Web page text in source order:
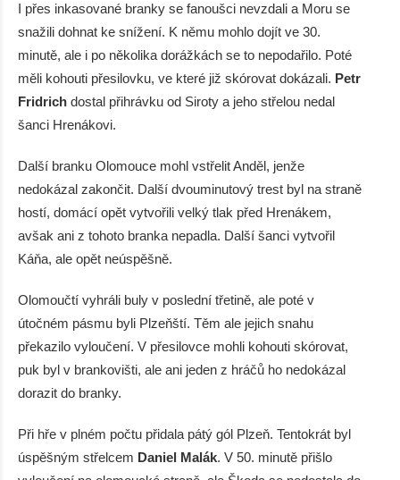
I přes inkasované branky se fanoušci nevzdali a Moru se
snažili dohnat ke snížení. K němu mohlo dojít ve 30.
minutě, ale i po několika dorážkách se to nepodařilo. Poté
měli kohouti přesilovku, ve které již skórovat dokázali. Petr
Fridrich dostal přihrávku od Siroty a jeho střelou nedal
šanci Hrenákovi.
Další branku Olomouce mohl vstřelit Anděl, jenže
nedokázal zakončit. Další dvouminutový trest byl na straně
hostí, domácí opět vytvořili velký tlak před Hrenákem,
avšak ani z tohoto branka nepadla. Další šanci vytvořil
Káňa, ale opět neúspěšně.
Olomoučtí vyhráli buly v poslední třetině, ale poté v
útočném pásmu byli Plzeňští. Těm ale jejich snahu
překazilo vyloučení. V přesilovce mohli kohouti skórovat,
puk byl v brankovišti, ale ani jeden z hráčů ho nedokázal
dorazit do branky.
Při hře v plném počtu přidala pátý gól Plzeň. Tentokrát byl
úspěšným střelcem Daniel Malák. V 50. minutě přišlo